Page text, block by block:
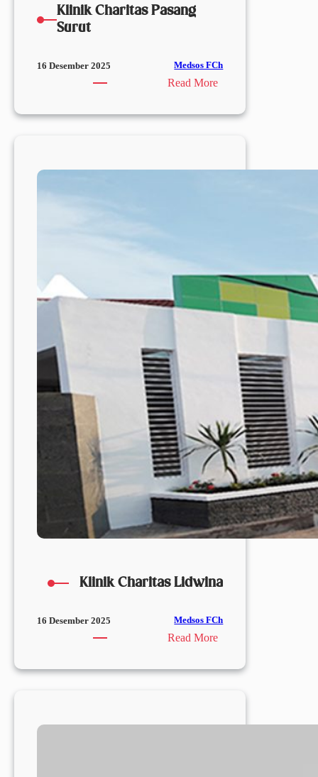
Klinik Charitas Pasang
Surut
16 Desember 2025 Medsos FCh
Read More:
Charitas
Klinik Charitas Lidwina
16 Desember 2025 Medsos FCh
Read More:
Charitas